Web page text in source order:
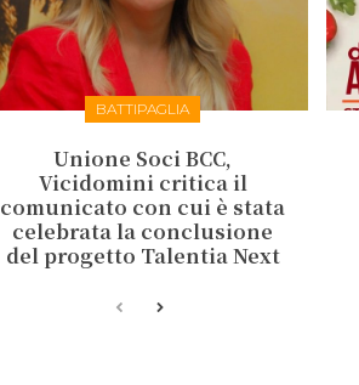
BATTIPAGLIA
Unione Soci BCC,
Vicidomini critica il
comunicato con cui è stata
celebrata la conclusione
del progetto Talentia Next